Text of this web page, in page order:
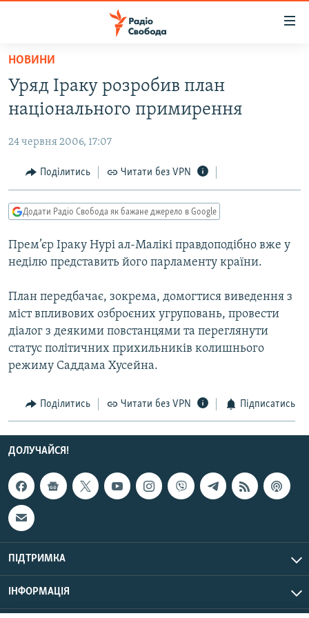
Перейти
основного
матеріалу
до
навігації
Перейти
до
РАДІО СВОБОДА – 70 РОКІВ
ВСЕ ЗА ДОБУ
ПОЛІТИКА
ЕКОНОМІКА
КУЛЬТУРА
СПОРТ
СВІТ
ВІЙНА
РОСІЙСЬКА «ФІЛЬТРАЦІЯ»
КРИМ.РЕАЛІЇ
ТИ ЯК?
СХЕМИ
КИТАЙ.ВИКЛИКИ
МУЛЬТИМЕДІА
ФОТО
СПЕЦПРОЄКТИ
ПОДКАСТИ
КРИМ РЕАЛІЇ
РУС
УКР
КТАТ
НОВИНИ
Уряд Іраку розробив план
національного примирення
24 червня 2006, 17:07
Поділитись Читати без VPN
Додати Радіо Свобода як бажане джерело в Google
Прем’єр Іраку Нурі ал-Малікі правдоподібно вже у
неділю представить його парламенту країни.
План передбачає, зокрема, домогтися виведення з
міст впливових озброєних угруповань, провести
діалог з деякими повстанцями та переглянути
статус політичних прихильників колишнього
режиму Саддама Хусейна.
Поділитись Читати без VPN Підписатись
ДОЛУЧАЙСЯ!
ПІДТРИМКА
ІНФОРМАЦІЯ